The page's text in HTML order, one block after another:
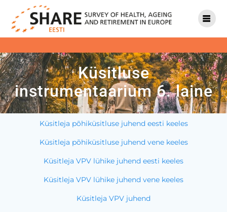
Küsitluse
instrumentaarium 6. laine
Küsitleja põhiküsitluse juhend eesti keeles
Küsitleja põhiküsitluse juhend vene keeles
Küsitleja VPV lühike juhend eesti keeles
Küsitleja VPV lühike juhend vene keeles
Küsitleja VPV juhend